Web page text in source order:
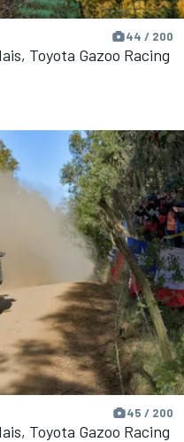
44 / 200
Toyota Gazoo Racing
45 / 200
Toyota Gazoo Racing